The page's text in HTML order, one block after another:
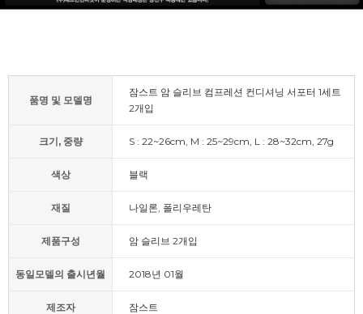
품명 및 모델명
잠스트 암 슬리브 컴프레션 컨디셔닝 서포터 1세트
2개입
크기, 중량 S : 22~26cm, M : 25~29cm, L : 28~32cm, 27g
색상 블랙
재질 나일론, 폴리우레탄
제품구성 암 슬리브 2개입
동일모델의 출시년월 2018년 01월
제조자 잠스트